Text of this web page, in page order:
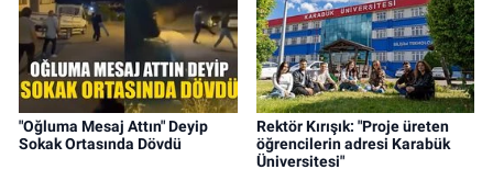
"Oğluma Mesaj Attın" Deyip
Sokak Ortasında Dövdü
Rektör Kırışık: "Proje üreten
öğrencilerin adresi Karabük
Üniversitesi"